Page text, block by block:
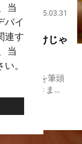
当
バイ
連す
当
。
2025.03.31
寿司だけじゃ
国。 寿司を筆頭
ことができま
さに日本はマグ
の特徴や、おす